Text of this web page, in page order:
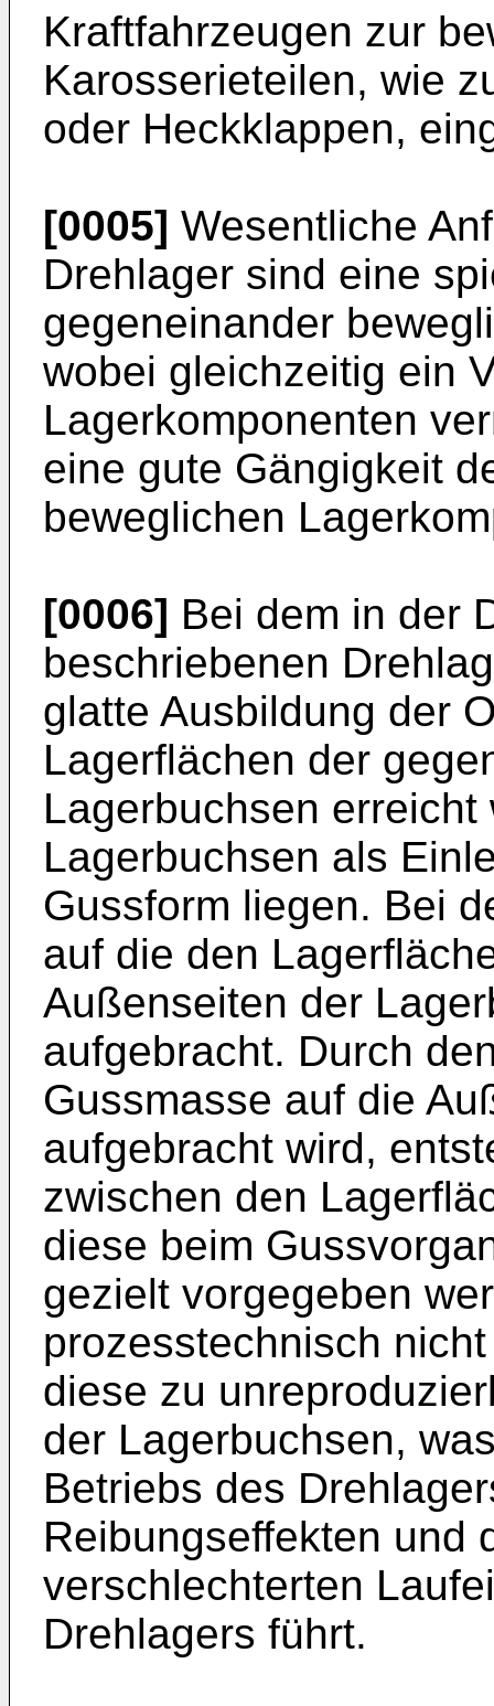
Kraftfahrzeugen zur
Karosserieteilen, wie
oder Heckklappen,
[0005] Wesentliche
Drehlager sind eine
gegeneinander
wobei gleichzeitig ein
Lagerkomponenten
eine gute Gängigkeit
beweglichen
[0006] Bei dem in der
beschriebenen
glatte Ausbildung der
Lagerflächen der
Lagerbuchsen
Lagerbuchsen als
Gussform liegen. Bei
auf die den
Außenseiten der
aufgebracht. Durch
Gussmasse auf die
aufgebracht wird,
zwischen den
diese beim
gezielt vorgegeben
prozesstechnisch
diese zu
der Lagerbuchsen,
Betriebs des
Reibungseffekten und
verschlechterten
Drehlagers führt.